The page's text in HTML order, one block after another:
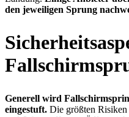
den jeweiligen Sprung
Generell wird
eingestuft. Die größten